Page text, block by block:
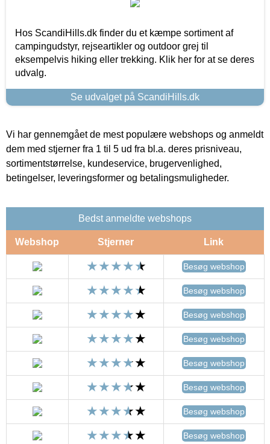
Hos ScandiHills.dk finder du et kæmpe sortiment af
campingudstyr, rejseartikler og outdoor grej til
eksempelvis hiking eller trekking. Klik her for at se deres
udvalg.
Se udvalget på ScandiHills.dk
Vi har gennemgået de mest populære webshops og anmeldt
dem med stjerner fra 1 til 5 ud fra bl.a. deres prisniveau,
sortimentstørrelse, kundeservice, brugervenlighed,
betingelser, leveringsformer og betalingsmuligheder.
Bedst anmeldte webshops
Webshop Stjerner Link
Besøg webshop
Besøg webshop
Besøg webshop
Besøg webshop
Besøg webshop
Besøg webshop
Besøg webshop
Besøg webshop